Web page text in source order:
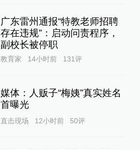
广东雷州通报“特教老师招聘
存在违规”：启动问责程序，
副校长被停职
教育家 14小时前 131评
媒体：人贩子“梅姨”真实姓名
首曝光
直击现场 12小时前 50评